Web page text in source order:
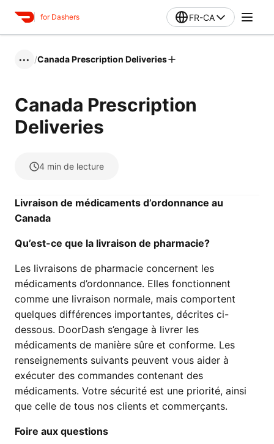
for Dashers FR-CA
••• /Canada Prescription Deliveries
Canada Prescription
Deliveries
4 min de lecture
Livraison de médicaments d’ordonnance au
Canada
Qu’est-ce que la livraison de pharmacie?
Les livraisons de pharmacie concernent les
médicaments d’ordonnance. Elles fonctionnent
comme une livraison normale, mais comportent
quelques différences importantes, décrites ci-
dessous. DoorDash s’engage à livrer les
médicaments de manière sûre et conforme. Les
renseignements suivants peuvent vous aider à
exécuter des commandes contenant des
médicaments. Votre sécurité est une priorité, ainsi
que celle de tous nos clients et commerçants.
Foire aux questions